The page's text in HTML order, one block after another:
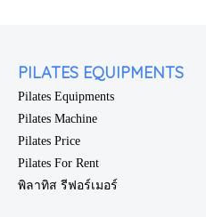
PILATES EQUIPMENTS
Pilates Equipments
Pilates Machine
Pilates Price
Pilates For Rent
พิลาทิส รีฟอร์เมอร์